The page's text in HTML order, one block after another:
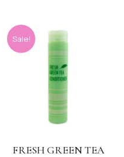
Sale!
FRESH GREEN TEA